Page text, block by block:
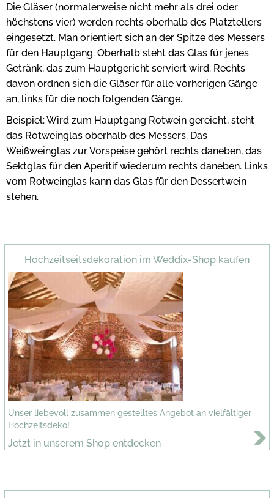
Die Gläser (normalerweise nicht mehr als drei oder
höchstens vier) werden rechts oberhalb des Platztellers
eingesetzt. Man orientiert sich an der Spitze des Messers
für den Hauptgang. Oberhalb steht das Glas für jenes
Getränk, das zum Hauptgericht serviert wird. Rechts
davon ordnen sich die Gläser für alle vorherigen Gänge
an, links für die noch folgenden Gänge.
Beispiel: Wird zum Hauptgang Rotwein gereicht, steht
das Rotweinglas oberhalb des Messers. Das
Weißweinglas zur Vorspeise gehört rechts daneben, das
Sektglas für den Aperitif wiederum rechts daneben. Links
vom Rotweinglas kann das Glas für den Dessertwein
stehen.
Hochzeitseitsdekoration im Weddix-Shop kaufen
Unser liebevoll zusammen gestelltes Angebot an vielfältiger
Hochzeitsdeko!
Jetzt in unserem Shop entdecken